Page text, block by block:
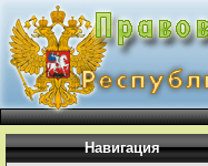
Навигация